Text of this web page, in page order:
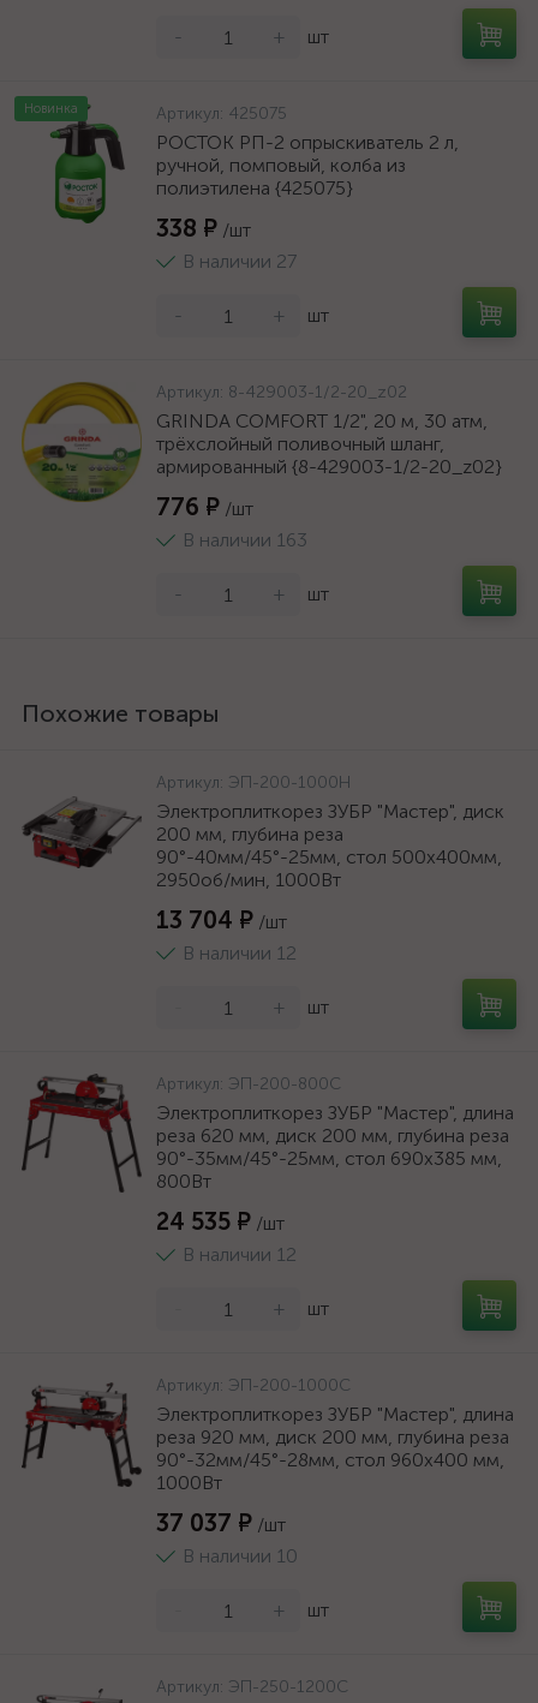
- + шт
Новинка Артикул: 425075
РОСТОК РП-2 опрыскиватель 2 л,
ручной, помповый, колба из
полиэтилена {425075}
338 ₽ /шт
В наличии 27
- + шт
Артикул: 8-429003-1/2-20_z02
GRINDA COMFORT 1/2", 20 м, 30 атм,
трёхслойный поливочный шланг,
армированный {8-429003-1/2-20_z02}
776 ₽ /шт
В наличии 163
- + шт
Похожие товары
Артикул: ЭП-200-1000Н
Электроплиткорез ЗУБР "Мастер", диск
200 мм, глубина реза
90°-40мм/45°-25мм, стол 500х400мм,
2950об/мин, 1000Вт
13 704 ₽ /шт
В наличии 12
+ шт
Артикул: ЭП-200-800С
Электроплиткорез ЗУБР "Мастер", длина
реза 620 мм, диск 200 мм, глубина реза
90°-35мм/45°-25мм, стол 690х385 мм,
800Вт
24 535 ₽ /шт
В наличии 12
+ шт
Артикул: ЭП-200-1000С
Электроплиткорез ЗУБР "Мастер", длина
реза 920 мм, диск 200 мм, глубина реза
90°-32мм/45°-28мм, стол 960x400 мм,
1000Вт
37 037 ₽ /шт
В наличии 10
+ шт
Артикул: ЭП-250-1200С